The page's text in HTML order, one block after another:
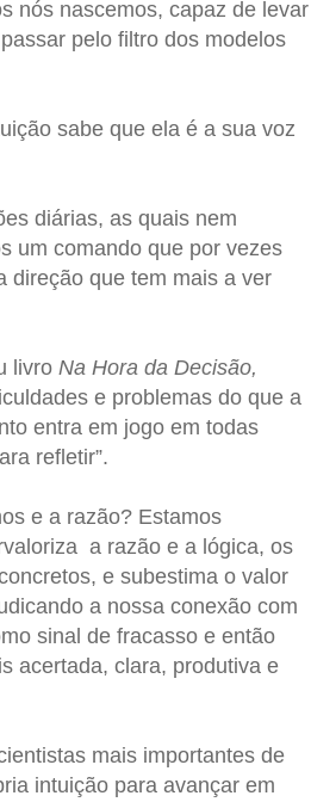
nós nascemos, capaz de levar
pelo filtro dos modelos
sabe que ela é a sua voz
diárias, as quais nem
um comando que por vezes
direção que tem mais a ver
livro Na Hora da Decisão,
e problemas do que a
entra em jogo em todas
refletir”.
e a razão? Estamos
a razão e a lógica, os
e subestima o valor
a nossa conexão com
sinal de fracasso e então
acertada, clara, produtiva e
mais importantes de
intuição para avançar em